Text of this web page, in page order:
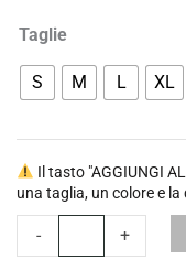
Taglie
S M L XL
Il tasto "AGGIUNGI
una taglia, un colore e
- +